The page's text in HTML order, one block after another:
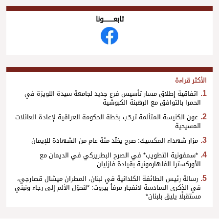
تابعــــــــــونا
الأكثر قراءة
اتفاقية إطلاق مسار تأسيس فرع جديد لجامعة سيدة اللويزة في
الحمرا بالتوافق مع الرهبنة الكبوشية
عون الكنيسة المتألمة ترحّب بخطة الحكومة العراقية لإعادة العائلات
المسيحية
مزار شهداء المكسيك: صرح يخلّد مئة عام من الشهادة للإيمان
*سمفونية التطويب* في الصرح البطريركي في الديمان مع
الأوركسترا الفلهارمونية بقيادة فازليان
رسالة رئيس الطائفة الكلدانية في لبنان، المطران ميشال قصارجي،
في الذكرى السادسة لانفجار مرفأ بيروت: *لنحوّل الألم إلى رجاء ونبني
مستقبلًا يليق بلبنان*